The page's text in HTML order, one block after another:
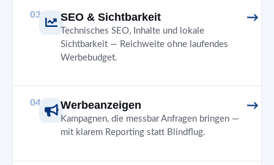
03 SEO & Sichtbarkeit
Technisches SEO, Inhalte und lokale
Sichtbarkeit — Reichweite ohne laufendes
Werbebudget.
04 Werbeanzeigen
Kampagnen, die messbar Anfragen bringen —
mit klarem Reporting statt Blindflug.